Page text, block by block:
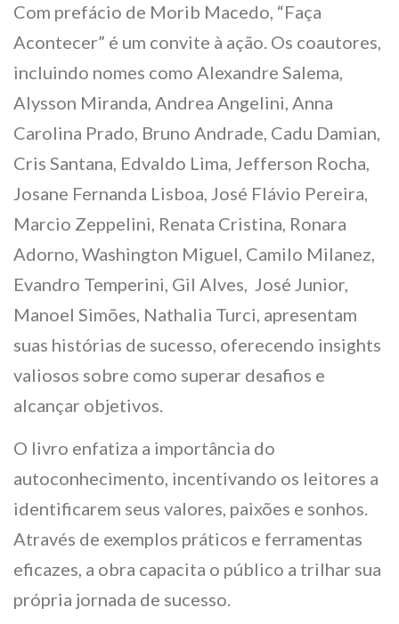
Com prefácio de Morib Macedo, “Faça
Acontecer” é um convite à ação. Os coautores,
incluindo nomes como Alexandre Salema,
Alysson Miranda, Andrea Angelini, Anna
Carolina Prado, Bruno Andrade, Cadu Damian,
Cris Santana, Edvaldo Lima, Jefferson Rocha,
Josane Fernanda Lisboa, José Flávio Pereira,
Marcio Zeppelini, Renata Cristina, Ronara
Adorno, Washington Miguel, Camilo Milanez,
Evandro Temperini, Gil Alves, José Junior,
Manoel Simões, Nathalia Turci, apresentam
suas histórias de sucesso, oferecendo insights
valiosos sobre como superar desafios e
alcançar objetivos.
O livro enfatiza a importância do
autoconhecimento, incentivando os leitores a
identificarem seus valores, paixões e sonhos.
Através de exemplos práticos e ferramentas
eficazes, a obra capacita o público a trilhar sua
própria jornada de sucesso.